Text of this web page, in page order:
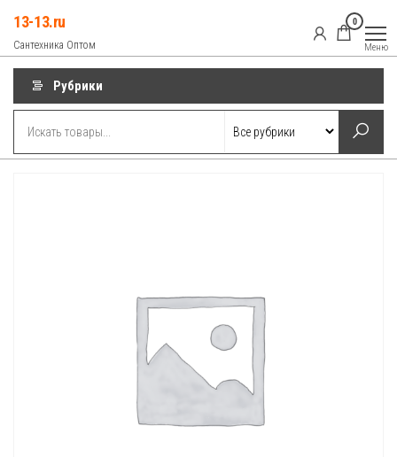
содержимому
13-13.ru
Сантехника Оптом
0
Меню
Рубрики